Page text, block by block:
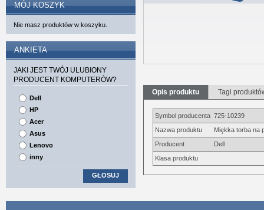
Opis produktu Tagi
Symbol producenta 725-10239
Nazwa produktu
Miękka torba na
Producent
Dell
Klasa produktu
MÓJ KOSZYK
Nie masz produktów w koszyku.
ANKIETA
JAKI JEST TWÓJ ULUBIONY
PRODUCENT KOMPUTERÓW?
Dell
HP
Acer
Asus
Lenovo
inny
GŁOSUJ